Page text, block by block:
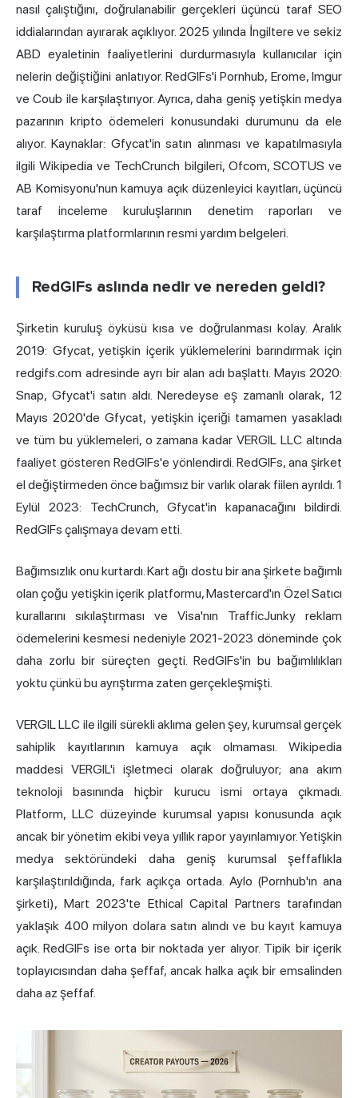
nasıl çalıştığını, doğrulanabilir gerçekleri üçüncü taraf SEO
iddialarından ayırarak açıklıyor. 2025 yılında İngiltere ve sekiz
ABD eyaletinin faaliyetlerini durdurmasıyla kullanıcılar için
nelerin değiştiğini anlatıyor. RedGIFs'i Pornhub, Erome, Imgur
ve Coub ile karşılaştırıyor. Ayrıca, daha geniş yetişkin medya
pazarının kripto ödemeleri konusundaki durumunu da ele
alıyor. Kaynaklar: Gfycat'in satın alınması ve kapatılmasıyla
ilgili Wikipedia ve TechCrunch bilgileri, Ofcom, SCOTUS ve
AB Komisyonu'nun kamuya açık düzenleyici kayıtları, üçüncü
taraf inceleme kuruluşlarının denetim raporları ve
karşılaştırma platformlarının resmi yardım belgeleri.
RedGIFs aslında nedir ve nereden geldi?
Şirketin kuruluş öyküsü kısa ve doğrulanması kolay. Aralık
2019: Gfycat, yetişkin içerik yüklemelerini barındırmak için
redgifs.com adresinde ayrı bir alan adı başlattı. Mayıs 2020:
Snap, Gfycat'i satın aldı. Neredeyse eş zamanlı olarak, 12
Mayıs 2020'de Gfycat, yetişkin içeriği tamamen yasakladı
ve tüm bu yüklemeleri, o zamana kadar VERGIL LLC altında
faaliyet gösteren RedGIFs'e yönlendirdi. RedGIFs, ana şirket
el değiştirmeden önce bağımsız bir varlık olarak fiilen ayrıldı. 1
Eylül 2023: TechCrunch, Gfycat'in kapanacağını bildirdi.
RedGIFs çalışmaya devam etti.
Bağımsızlık onu kurtardı. Kart ağı dostu bir ana şirkete bağımlı
olan çoğu yetişkin içerik platformu, Mastercard'ın Özel Satıcı
kurallarını sıkılaştırması ve Visa'nın TrafficJunky reklam
ödemelerini kesmesi nedeniyle 2021-2023 döneminde çok
daha zorlu bir süreçten geçti. RedGIFs'in bu bağımlılıkları
yoktu çünkü bu ayrıştırma zaten gerçekleşmişti.
VERGIL LLC ile ilgili sürekli aklıma gelen şey, kurumsal gerçek
sahiplik kayıtlarının kamuya açık olmaması. Wikipedia
maddesi VERGIL'i işletmeci olarak doğruluyor; ana akım
teknoloji basınında hiçbir kurucu ismi ortaya çıkmadı.
Platform, LLC düzeyinde kurumsal yapısı konusunda açık
ancak bir yönetim ekibi veya yıllık rapor yayınlamıyor. Yetişkin
medya sektöründeki daha geniş kurumsal şeffaflıkla
karşılaştırıldığında, fark açıkça ortada. Aylo (Pornhub'ın ana
şirketi), Mart 2023'te Ethical Capital Partners tarafından
yaklaşık 400 milyon dolara satın alındı ve bu kayıt kamuya
açık. RedGIFs ise orta bir noktada yer alıyor. Tipik bir içerik
toplayıcısından daha şeffaf, ancak halka açık bir emsalinden
daha az şeffaf.